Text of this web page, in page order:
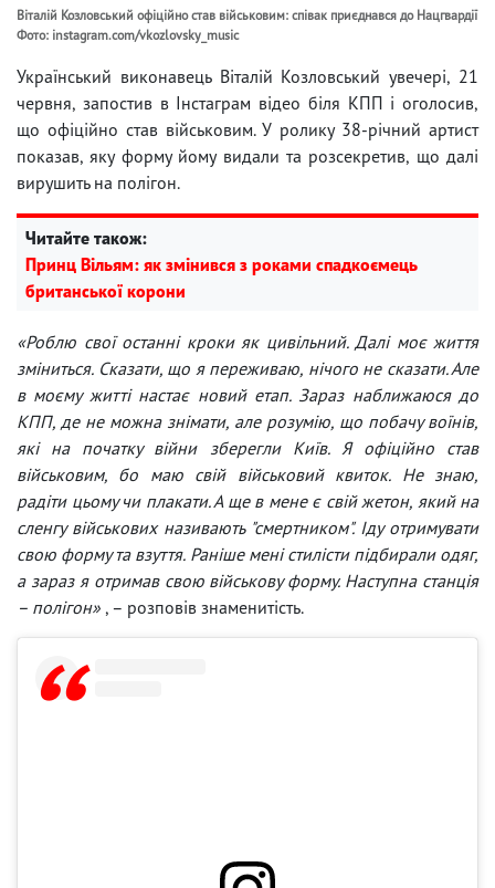
Віталій Козловський офіційно став військовим: співак приєднався до Нацгвардії
Фото: instagram.com/vkozlovsky_music
Український виконавець Віталій Козловський увечері, 21
червня, запостив в Інстаграм відео біля КПП і оголосив,
що офіційно став військовим. У ролику 38-річний артист
показав, яку форму йому видали та розсекретив, що далі
вирушить на полігон.
Читайте також:
Принц Вільям: як змінився з роками спадкоємець
британської корони
«Роблю свої останні кроки як цивільний. Далі моє життя
зміниться. Сказати, що я переживаю, нічого не сказати. Але
в моєму житті настає новий етап. Зараз наближаюся до
КПП, де не можна знімати, але розумію, що побачу воїнів,
які на початку війни зберегли Київ. Я офіційно став
військовим, бо маю свій військовий квиток. Не знаю,
радіти цьому чи плакати. А ще в мене є свій жетон, який на
сленгу військових називають "смертником". Іду отримувати
свою форму та взуття. Раніше мені стилісти підбирали одяг,
а зараз я отримав свою військову форму. Наступна станція
– полігон» , – розповів знаменитість.